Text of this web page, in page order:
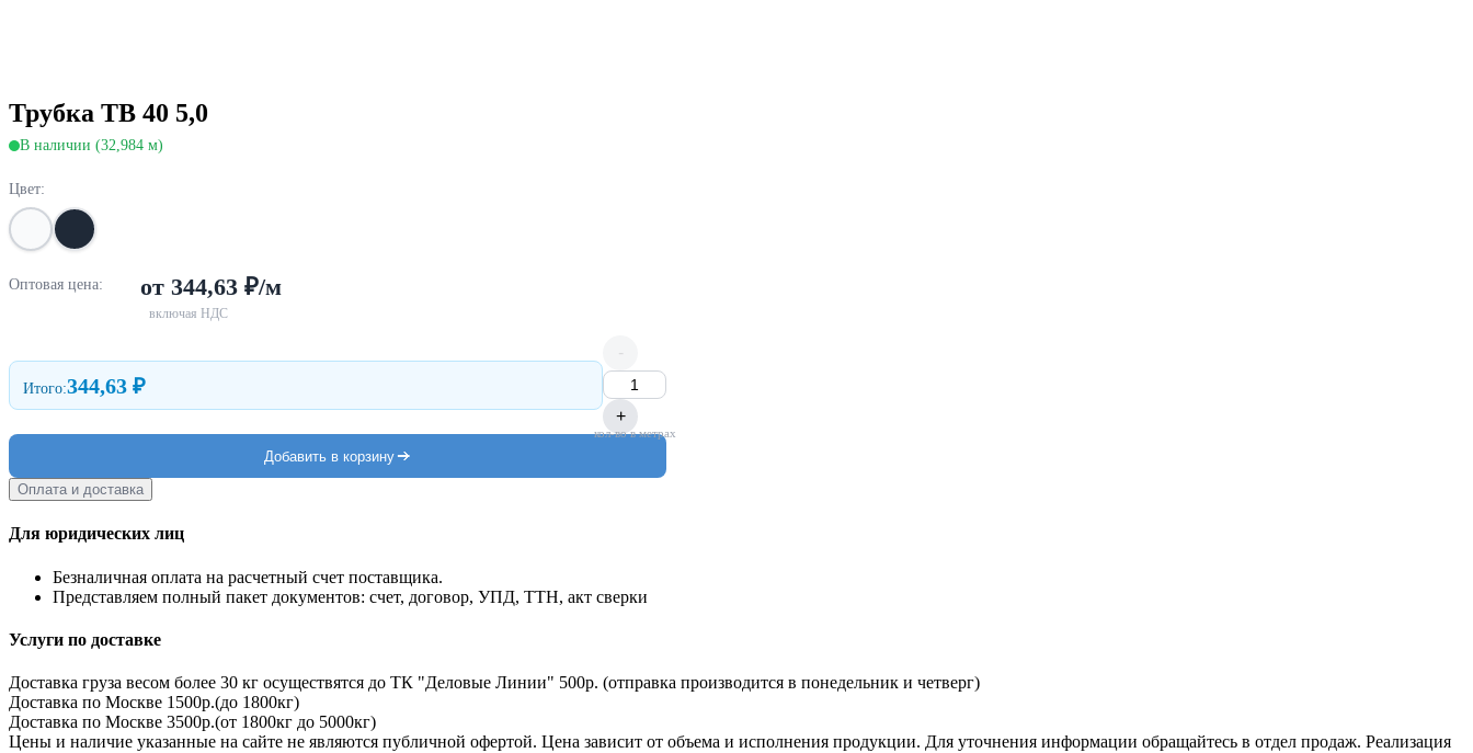
Трубка ТВ 40 5,0
В наличии (32,984 м)
Цвет:
Оптовая цена: от 344,63 ₽/м
включая НДС
Итого:344,63 ₽
-
+
кол-во в метрах
Добавить в корзину
Оплата и доставка
Для юридических лиц
Безналичная оплата на расчетный счет поставщика.
Представляем полный пакет документов: счет, договор, УПД, ТТН, акт сверки
Услуги по доставке
Доставка груза весом более 30 кг осуществятся до ТК "Деловые Линии" 500р. (отправка производится в понедельник и четверг)
Доставка по Москве 1500р.(до 1800кг)
Доставка по Москве 3500р.(от 1800кг до 5000кг)
Цены и наличие указанные на сайте не являются публичной офертой. Цена зависит от объема и исполнения продукции. Для уточнения информации обращайтесь в отдел продаж. Реализация